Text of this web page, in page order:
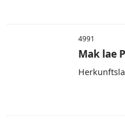
4991
Mak lae